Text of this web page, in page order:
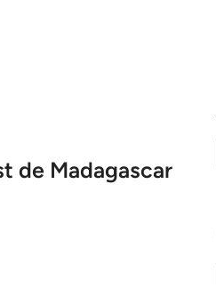
de Madagascar